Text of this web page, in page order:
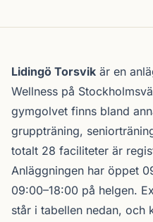
Om Lidingö Torsvik
Lidingö Torsvik är en
Wellness på
gymgolvet finns bland
gruppträning,
totalt 28 faciliteter är
Anläggningen har öppet
09:00–18:00 på helgen.
står i tabellen nedan,